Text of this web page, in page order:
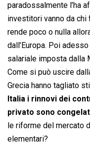
paradossalmente l’ha
investitori vanno da
rende poco o nulla
dall’Europa. Poi
salariale imposta dalla
Come si può uscire
Grecia hanno tagliato
Italia i rinnovi dei
privato sono
le riforme del mercato
elementari?